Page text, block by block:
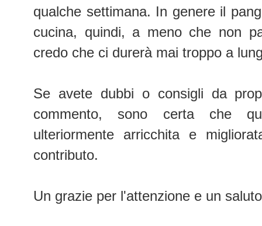
qualche settimana. In genere il
cucina, quindi, a meno che non
credo che ci durerà mai troppo a
Se avete dubbi o consigli da
commento, sono certa che
ulteriormente arricchita e
contributo.
Un grazie per l'attenzione e un